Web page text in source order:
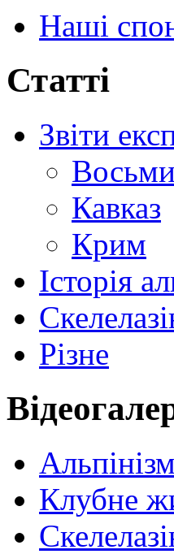
Наші
Статті
Звіти
Кавказ
Крим
Історія
Різне
Альпінізм
Клубне